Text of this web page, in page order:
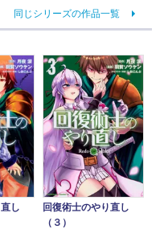
同じシリーズの作品一覧
直し
回復術士のやり直し
（３）